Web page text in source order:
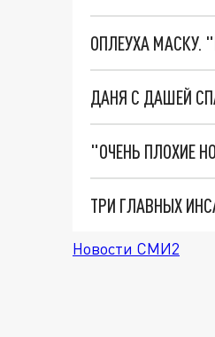
ОПЛЕУХА МАСКУ.
ДАНЯ С ДАШЕЙ
Новости СМИ2